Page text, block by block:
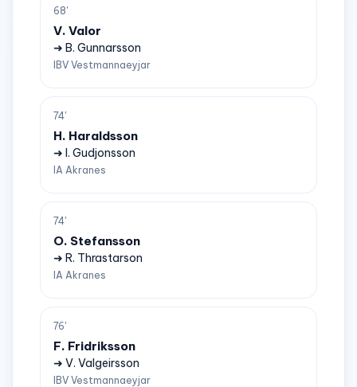
68'
V. Valor
➜ B. Gunnarsson
IBV Vestmannaeyjar
74'
H. Haraldsson
➜ I. Gudjonsson
IA Akranes
74'
O. Stefansson
➜ R. Thrastarson
IA Akranes
76'
F. Fridriksson
➜ V. Valgeirsson
IBV Vestmannaeyjar